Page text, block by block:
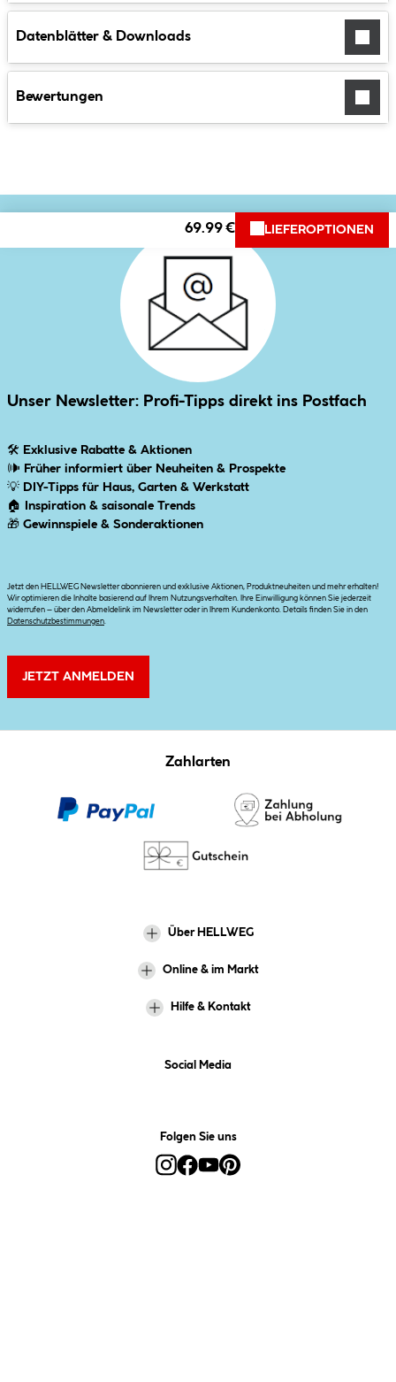
Datenblätter & Downloads
Bewertungen
69.99 € LIEFEROPTIONEN
Unser Newsletter: Profi-Tipps direkt ins Postfach
🛠 Exklusive Rabatte & Aktionen
🕪 Früher informiert über Neuheiten & Prospekte
💡 DIY-Tipps für Haus, Garten & Werkstatt
🏠
Inspiration & saisonale Trends
🎁 Gewinnspiele & Sonderaktionen
Jetzt den HELLWEG Newsletter abonnieren und exklusive Aktionen, Produktneuheiten und mehr erhalten!
Wir optimieren die Inhalte basierend auf Ihrem Nutzungsverhalten. Ihre Einwilligung können Sie jederzeit
widerrufen – über den Abmeldelink im Newsletter oder in Ihrem Kundenkonto. Details finden Sie in den
Datenschutzbestimmungen
JETZT ANMELDEN
Zahlarten
Über HELLWEG
Online & im Markt
Hilfe & Kontakt
Social Media
Folgen Sie uns